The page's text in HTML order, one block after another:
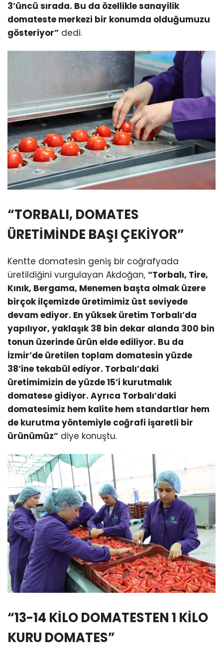
3’üncü sırada. Bu da özellikle sanayilik
domateste merkezi bir konumda olduğumuzu
gösteriyor” dedi.
“TORBALI, DOMATES
ÜRETİMİNDE BAŞI ÇEKİYOR”
Kentte domatesin geniş bir coğrafyada
üretildiğini vurgulayan Akdoğan, “Torbalı, Tire,
Kınık, Bergama, Menemen başta olmak üzere
birçok ilçemizde üretimimiz üst seviyede
devam ediyor. En yüksek üretim Torbalı’da
yapılıyor, yaklaşık 38 bin dekar alanda 300 bin
tonun üzerinde ürün elde ediliyor. Bu da
İzmir’de üretilen toplam domatesin yüzde
38’ine tekabül ediyor. Torbalı’daki
üretimimizin de yüzde 15’i kurutmalık
domatese gidiyor. Ayrıca Torbalı’daki
domatesimiz hem kalite hem standartlar hem
de kurutma yöntemiyle coğrafi işaretli bir
ürünümüz” diye konuştu.
“13-14 KİLO DOMATESTEN 1 KİLO
KURU DOMATES”